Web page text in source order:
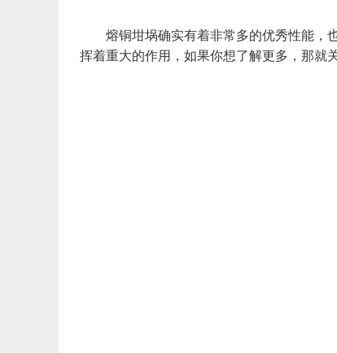
熔铜坩埚确实有着非常多的优秀性能，也
挥着重大的作用，如果你想了解更多，那就